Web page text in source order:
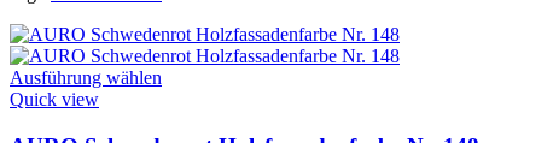
gewählt
werden
Ausführung wählen
Quick view